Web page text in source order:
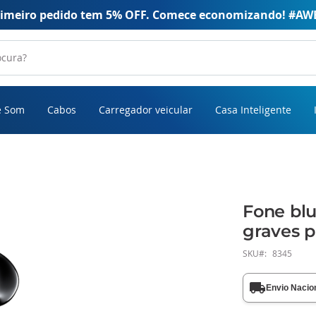
pedido tem 5% OFF. Comece economizando!
Som Cabos Carregador veicular Casa Inteligente
Fone
graves
SKU 8345
Envio